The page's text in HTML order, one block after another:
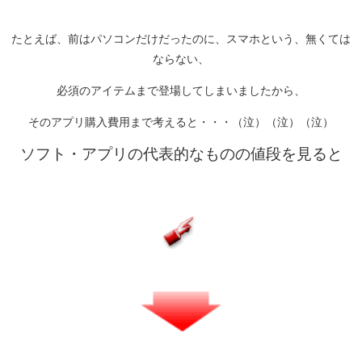
たとえば、前はパソコンだけだったのに、スマホという、無くては
ならない、
必須のアイテムまで登場してしまいましたから、
そのアプリ購入費用まで考えると・・・（泣）（泣）（泣）
ソフト・アプリの代表的なものの値段を見ると